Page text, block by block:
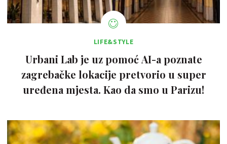
LIFE&STYLE
Urbani Lab je uz pomoć AI-a poznate
zagrebačke lokacije pretvorio u super
uređena mjesta. Kao da smo u Parizu!